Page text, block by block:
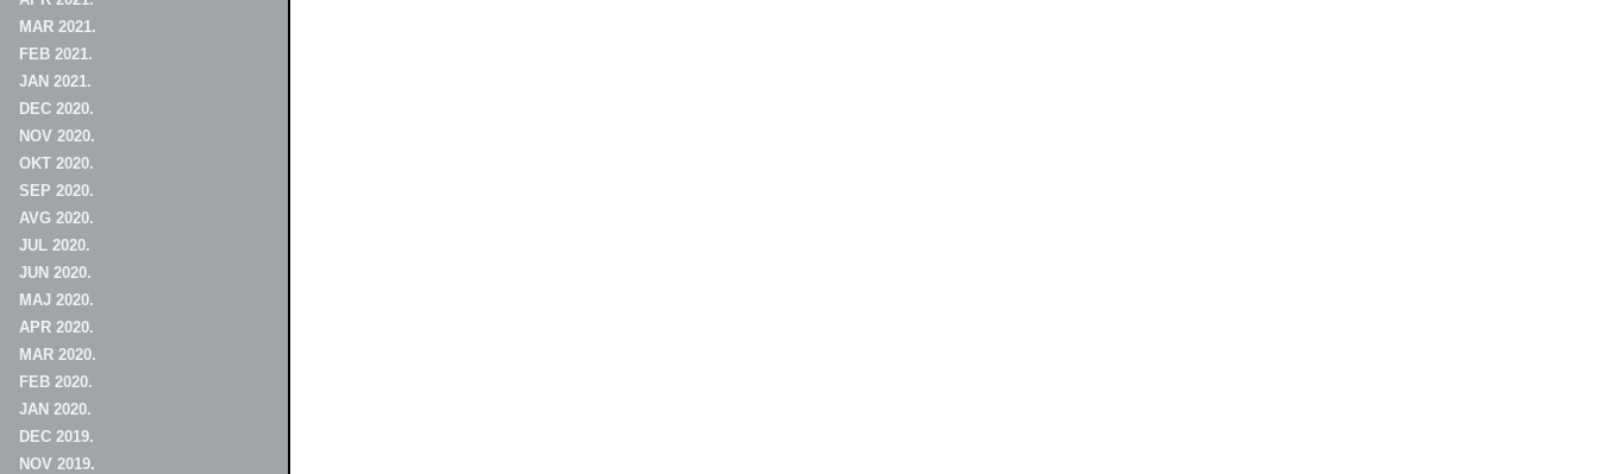
MAR 2021.
FEB 2021.
JAN 2021.
DEC 2020.
NOV 2020.
OKT 2020.
SEP 2020.
AVG 2020.
JUL 2020.
JUN 2020.
MAJ 2020.
APR 2020.
MAR 2020.
FEB 2020.
JAN 2020.
DEC 2019.
NOV 2019.